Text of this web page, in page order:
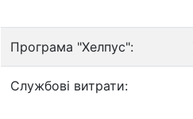
Програма "Хелпус":
Службові витрати: